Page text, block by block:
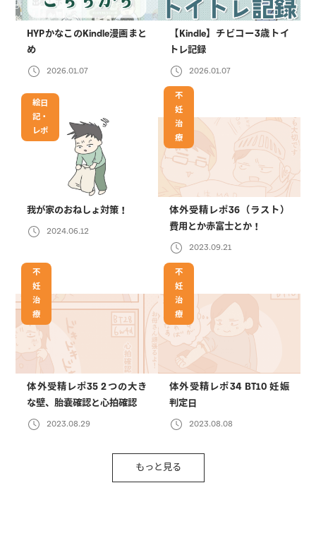
HYPかなこのKindle漫画まと
め
2026.01.07
【Kindle】チビコー3歳トイ
トレ記録
2026.01.07
絵日
記・
レポ
我が家のおねしょ対策！
2024.06.12
不
妊
治
療
体外受精レポ36（ラスト）
費用とか赤富士とか！
2023.09.21
不
妊
治
療
体外受精レポ35 2つの大き
な壁、胎嚢確認と心拍確認
2023.08.29
不
妊
治
療
体外受精レポ34 BT10 妊娠
判定日
2023.08.08
もっと見る